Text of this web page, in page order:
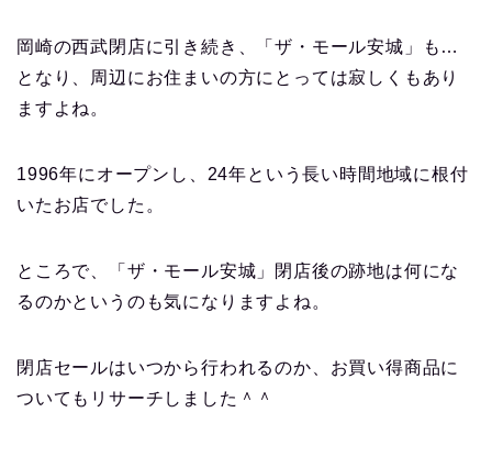
岡崎の西武閉店に引き続き、「ザ・モール安城」も…
となり、周辺にお住まいの方にとっては寂しくもあり
ますよね。
1996年にオープンし、24年という長い時間地域に根付
いたお店でした。
ところで、「ザ・モール安城」閉店後の跡地は何にな
るのかというのも気になりますよね。
閉店セールはいつから行われるのか、お買い得商品に
ついてもリサーチしました＾＾